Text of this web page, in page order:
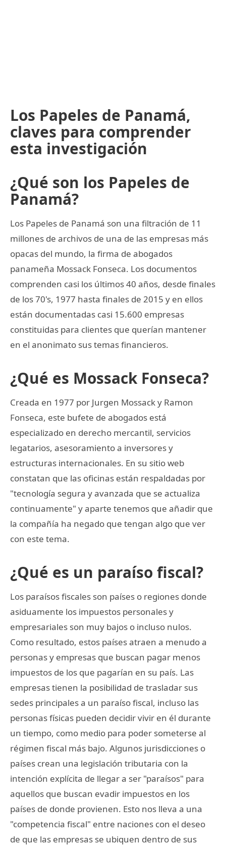
Los Papeles de Panamá,
claves para comprender
esta investigación
¿Qué son los Papeles de
Panamá?
Los Papeles de Panamá son una filtración de 11
millones de archivos de una de las empresas más
opacas del mundo, la firma de abogados
panameña Mossack Fonseca. Los documentos
comprenden casi los últimos 40 años, desde finales
de los 70's, 1977 hasta finales de 2015 y en ellos
están documentadas casi 15.600 empresas
constituidas para clientes que querían mantener
en el anonimato sus temas financieros.
¿Qué es Mossack Fonseca?
Creada en 1977 por Jurgen Mossack y Ramon
Fonseca, este bufete de abogados está
especializado en derecho mercantil, servicios
legatarios, asesoramiento a inversores y
estructuras internacionales. En su sitio web
constatan que las oficinas están respaldadas por
"tecnología segura y avanzada que se actualiza
continuamente" y aparte tenemos que añadir que
la compañía ha negado que tengan algo que ver
con este tema.
¿Qué es un paraíso fiscal?
Los paraísos fiscales son países o regiones donde
asiduamente los impuestos personales y
empresariales son muy bajos o incluso nulos.
Como resultado, estos países atraen a menudo a
personas y empresas que buscan pagar menos
impuestos de los que pagarían en su país. Las
empresas tienen la posibilidad de trasladar sus
sedes principales a un paraíso fiscal, incluso las
personas físicas pueden decidir vivir en él durante
un tiempo, como medio para poder someterse al
régimen fiscal más bajo. Algunos jurisdicciones o
países crean una legislación tributaria con la
intención explícita de llegar a ser "paraísos" para
aquellos que buscan evadir impuestos en los
países de donde provienen. Esto nos lleva a una
"competencia fiscal" entre naciones con el deseo
de que las empresas se ubiquen dentro de sus